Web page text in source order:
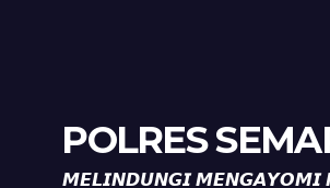
POLRES
𝙈𝙀𝙇𝙄𝙉𝘿𝙐𝙉𝙂𝙄 𝙈𝙀𝙉𝙂𝘼𝙔𝙊𝙈𝙄